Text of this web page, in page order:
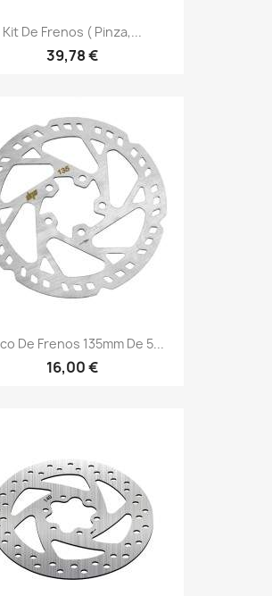
Kit De Frenos ( Pinza,...
39,78 €
De Frenos 135mm De 5...
16,00 €